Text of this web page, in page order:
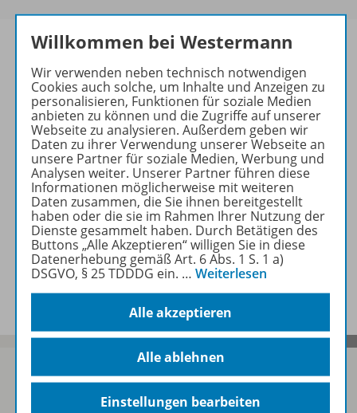
Produktinformationen
Beschreibung
Zugehörige Produkte
Benachrichtigungs-Service
Willkommen bei Westermann
Wir verwenden neben technisch notwendigen
Cookies auch solche, um Inhalte und Anzeigen zu
personalisieren, Funktionen für soziale Medien
anbieten zu können und die Zugriffe auf unserer
Webseite zu analysieren. Außerdem geben wir
Daten zu ihrer Verwendung unserer Webseite an
unsere Partner für soziale Medien, Werbung und
Analysen weiter. Unserer Partner führen diese
Informationen möglicherweise mit weiteren
Daten zusammen, die Sie ihnen bereitgestellt
haben oder die sie im Rahmen Ihrer Nutzung der
Dienste gesammelt haben. Durch Betätigen des
Buttons „Alle Akzeptieren“ willigen Sie in diese
Datenerhebung gemäß Art. 6 Abs. 1 S. 1 a)
DSGVO, § 25 TDDDG ein. … Weiterlesen
Alle akzeptieren
Alle ablehnen
Einstellungen bearbeiten